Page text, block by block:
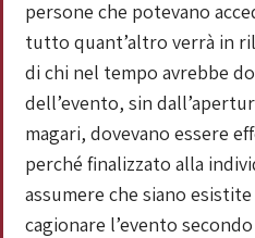
persone che potevano
tutto quant’altro verrà in
di chi nel tempo avrebbe
dell’evento, sin
magari, dovevano essere
perché finalizzato alla
assumere che siano
cagionare l’evento